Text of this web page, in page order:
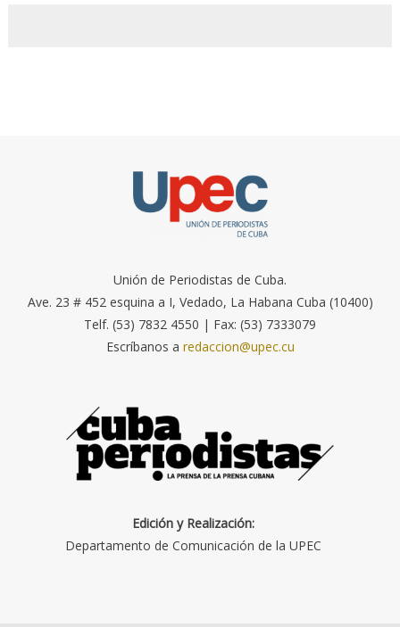
Unión de Periodistas de Cuba.
Ave. 23 # 452 esquina a I, Vedado, La Habana Cuba (10400)
Telf. (53) 7832 4550 | Fax: (53) 7333079
Escríbanos a redaccion@upec.cu
Edición y Realización:
Departamento de Comunicación de la UPEC